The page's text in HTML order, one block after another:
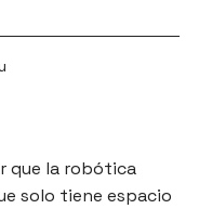
que la robótica
solo tiene espacio